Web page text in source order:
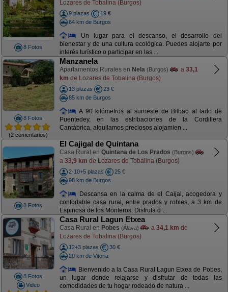
8 Fotos
Lozares de Tobalina (Burgos)
9 plazas
19 €
64 km de Burgos
Un lugar para el descanso, el desarrollo del
bienestar y de una cultura ecológica. Puedes alojarte por
interés turístico o participar en las ...
8 Fotos
(2 comentarios)
Manzanela
Apartamentos Rurales en Nela (Burgos) a 33,1
km de Lozares de Tobalina (Burgos)
13 plazas
23 €
85 km de Burgos
A 90 kilómetros al suroeste de Bilbao al lado de
Puentedey, en las estribaciones de la Cordillera
Cantábrica, alquilamos preciosos alojamien ...
8 Fotos
El Cajigal de Quintana
Casa Rural en Quintana de Los Prados (Burgos)
a 33,9 km de Lozares de Tobalina (Burgos)
2-10+5 plazas
25 €
98 km de Burgos
Descansa en la calma de el Caijal, acogedora y
confortable casa rural, entre prados y robles, a 3 km de
Espinosa de los Monteros. Disfruta d ...
8 Fotos
Video
Casa Rural Lagun Etxea
Casa Rural en Pobes (Álava) a 34,1 km de
Lozares de Tobalina (Burgos)
12+3 plazas
30 €
20 km de Vitoria
Bienvenido a la Casa Rural Lagun Etxea de Pobes,
un lugar donde relajarse y disfrutar de todas las
comodidades de tu hogar rodeado de natura ...